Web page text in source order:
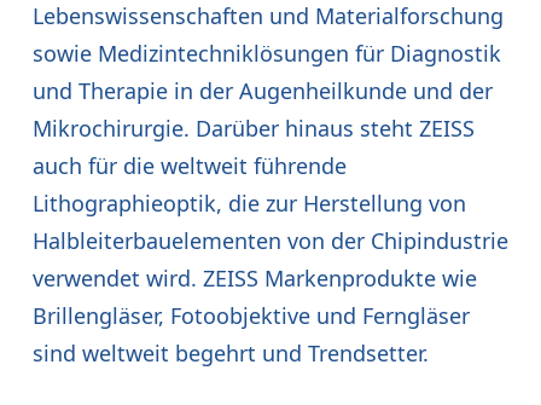
Lebenswissenschaften und Materialforschung
sowie Medizintechniklösungen für Diagnostik
und Therapie in der Augenheilkunde und der
Mikrochirurgie. Darüber hinaus steht ZEISS
auch für die weltweit führende
Lithographieoptik, die zur Herstellung von
Halbleiterbauelementen von der Chipindustrie
verwendet wird. ZEISS Markenprodukte wie
Brillengläser, Fotoobjektive und Ferngläser
sind weltweit begehrt und Trendsetter.